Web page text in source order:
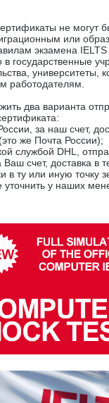
не могут
или
экзамена
государственные
университеты,
работодателям.
два варианта
за наш счет,
же Почта России);
службой DHL,
счет, доставка в
в ту или иную точку
уточнить у наших